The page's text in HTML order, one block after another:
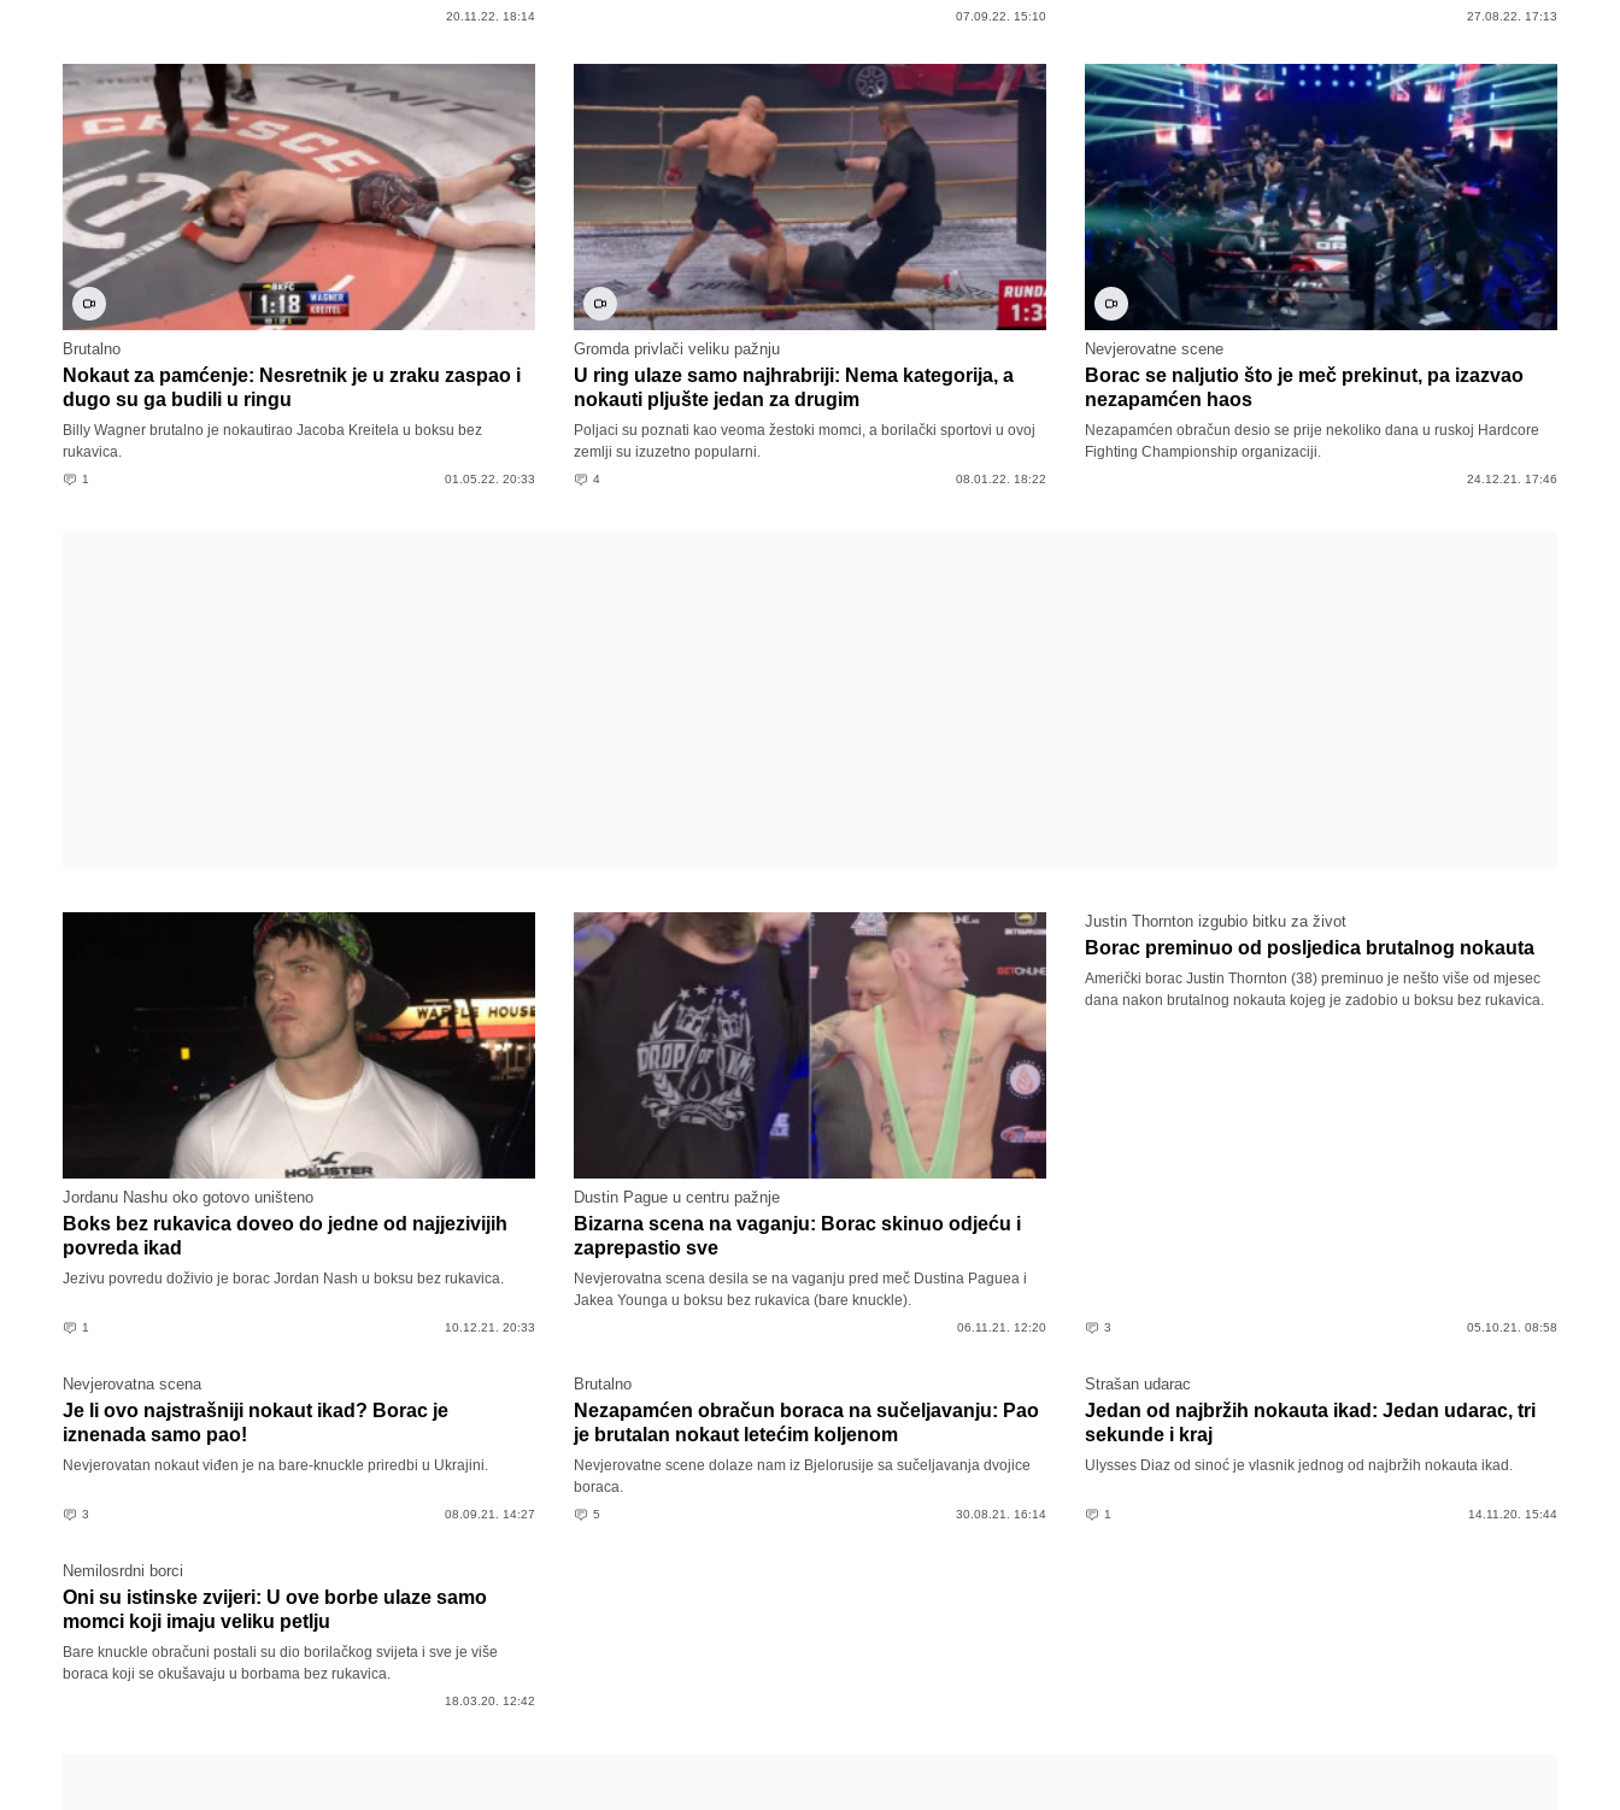
20.11.22. 18:14 07.09.22. 15:10 27.08.22. 17:13
Brutalno
Nokaut za pamćenje: Nesretnik je u zraku zaspao i
dugo su ga budili u ringu
Billy Wagner brutalno je nokautirao Jacoba Kreitela u boksu bez
rukavica.
1 01.05.22. 20:33
Gromda privlači veliku pažnju
U ring ulaze samo najhrabriji: Nema kategorija, a
nokauti pljušte jedan za drugim
Poljaci su poznati kao veoma žestoki momci, a borilački sportovi u ovoj
zemlji su izuzetno popularni.
4 08.01.22. 18:22
Nevjerovatne scene
Borac se naljutio što je meč prekinut, pa izazvao
nezapamćen haos
Nezapamćen obračun desio se prije nekoliko dana u ruskoj Hardcore
Fighting Championship organizaciji.
24.12.21. 17:46
Jordanu Nashu oko gotovo uništeno
Boks bez rukavica doveo do jedne od najjezivijih
povreda ikad
Jezivu povredu doživio je borac Jordan Nash u boksu bez rukavica.
1 10.12.21. 20:33
Dustin Pague u centru pažnje
Bizarna scena na vaganju: Borac skinuo odjeću i
zaprepastio sve
Nevjerovatna scena desila se na vaganju pred meč Dustina Paguea i
Jakea Younga u boksu bez rukavica (bare knuckle).
06.11.21. 12:20
Justin Thornton izgubio bitku za život
Borac preminuo od posljedica brutalnog nokauta
Američki borac Justin Thornton (38) preminuo je nešto više od mjesec
dana nakon brutalnog nokauta kojeg je zadobio u boksu bez rukavica.
3 05.10.21. 08:58
Nevjerovatna scena
Je li ovo najstrašniji nokaut ikad? Borac je
iznenada samo pao!
Nevjerovatan nokaut viđen je na bare-knuckle priredbi u Ukrajini.
3 08.09.21. 14:27
Brutalno
Nezapamćen obračun boraca na sučeljavanju: Pao
je brutalan nokaut letećim koljenom
Nevjerovatne scene dolaze nam iz Bjelorusije sa sučeljavanja dvojice
boraca.
5 30.08.21. 16:14
Strašan udarac
Jedan od najbržih nokauta ikad: Jedan udarac, tri
sekunde i kraj
Ulysses Diaz od sinoć je vlasnik jednog od najbržih nokauta ikad.
1 14.11.20. 15:44
Nemilosrdni borci
Oni su istinske zvijeri: U ove borbe ulaze samo
momci koji imaju veliku petlju
Bare knuckle obračuni postali su dio borilačkog svijeta i sve je više
boraca koji se okušavaju u borbama bez rukavica.
18.03.20. 12:42